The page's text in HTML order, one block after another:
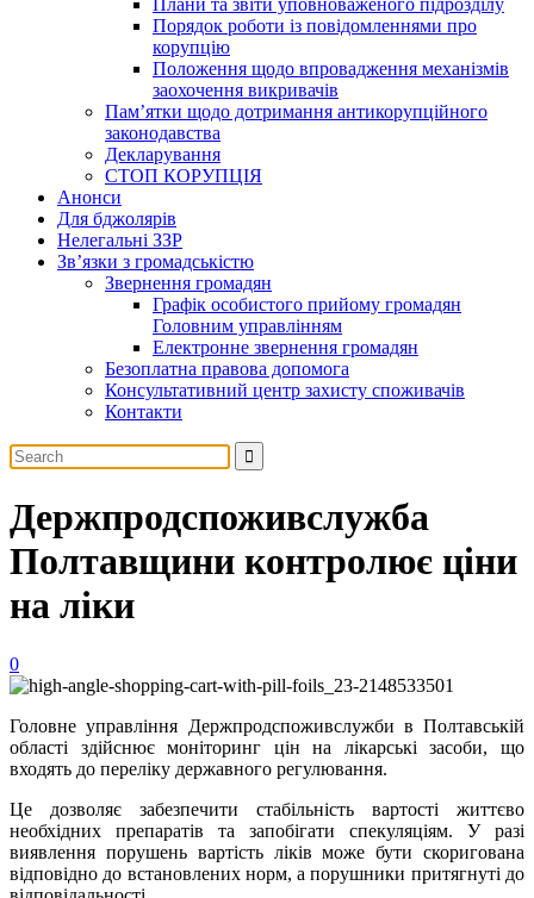
Плани та звіти уповноваженого підрозділу
Порядок роботи із повідомленнями про
корупцію
Положення щодо впровадження механізмів
заохочення викривачів
Пам’ятки щодо дотримання антикорупційного
законодавства
Декларування
СТОП КОРУПЦІЯ
Анонси
Для бджолярів
Нелегальні ЗЗР
Зв’язки з громадськістю
Звернення громадян
Графік особистого прийому громадян
Головним управлінням
Електронне звернення громадян
Безоплатна правова допомога
Консультативний центр захисту споживачів
Контакти
Держпродспоживслужба
Полтавщини контролює ціни
на ліки
0
Головне управління Держпродспоживслужби в Полтавській
області здійснює моніторинг цін на лікарські засоби, що
входять до переліку державного регулювання.
Це дозволяє забезпечити стабільність вартості життєво
необхідних препаратів та запобігати спекуляціям. У разі
виявлення порушень вартість ліків може бути скоригована
відповідно до встановлених норм, а порушники притягнуті до